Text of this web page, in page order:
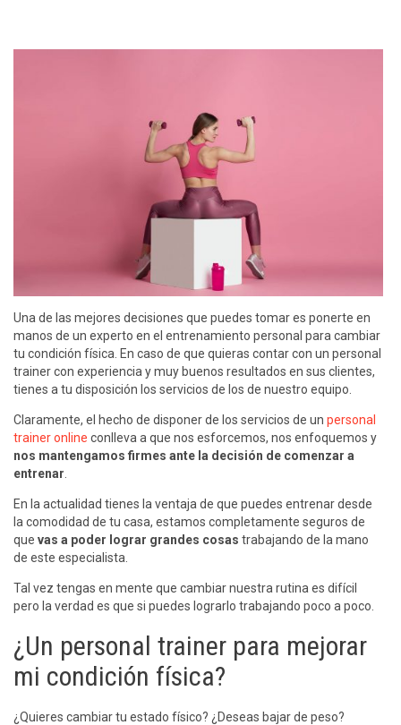
Una de las mejores decisiones que puedes tomar es ponerte en
manos de un experto en el entrenamiento personal para cambiar
tu condición física. En caso de que quieras contar con un personal
trainer con experiencia y muy buenos resultados en sus clientes,
tienes a tu disposición los servicios de los de nuestro equipo.
Claramente, el hecho de disponer de los servicios de un personal
trainer online conlleva a que nos esforcemos, nos enfoquemos y
nos mantengamos firmes ante la decisión de comenzar a
entrenar
En la actualidad tienes la ventaja de que puedes entrenar desde
la comodidad de tu casa, estamos completamente seguros de
que vas a poder lograr grandes cosas trabajando de la mano
de este especialista.
Tal vez tengas en mente que cambiar nuestra rutina es difícil
pero la verdad es que si puedes lograrlo trabajando poco a poco.
¿Un personal trainer para mejorar
mi condición física?
¿Quieres cambiar tu estado físico? ¿Deseas bajar de peso?